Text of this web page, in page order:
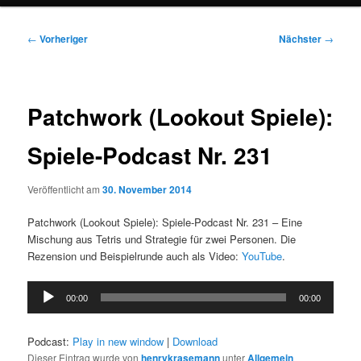
Beitragsnavigation
← Vorheriger Nächster →
Patchwork (Lookout Spiele):
Spiele-Podcast Nr. 231
Veröffentlicht am30. November 2014
Patchwork (Lookout Spiele): Spiele-Podcast Nr. 231 – Eine
Mischung aus Tetris und Strategie für zwei Personen. Die
Rezension und Beispielrunde auch als Video:YouTube.
Audio-
Player
00:00 00:00
Podcast: Play in new window | Download
Dieser Eintrag wurde vonhenrykrasemannunterAllgemein